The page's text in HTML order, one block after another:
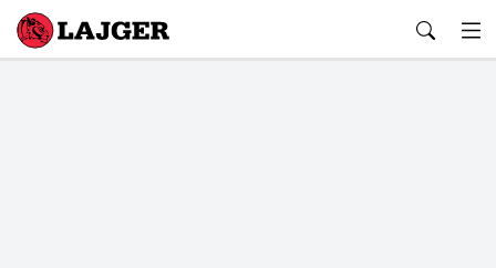
Lajger